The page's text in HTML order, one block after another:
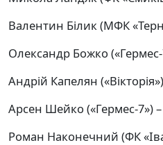
Валентин Білик (МФК
Олександр Божко («Гермес-
Андрій Капелян
Арсен Шейко («Гермес-7»)
Роман Наконечний (ФК